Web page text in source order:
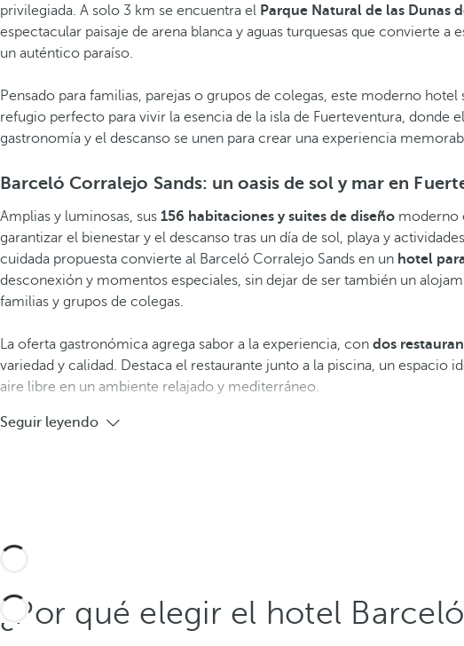
privilegiada. A solo 3 km se encuentra el Parque Natural de las Dunas
espectacular paisaje de arena blanca y aguas turquesas que convierte a
un auténtico paraíso.
Pensado para familias, parejas o grupos de colegas, este moderno
refugio perfecto para vivir la esencia de la isla de Fuerteventura, donde
gastronomía y el descanso se unen para crear una experiencia
Barceló Corralejo Sands: un oasis de sol y mar en
Amplias y luminosas, sus 156 habitaciones y suites de diseño moderno
garantizar el bienestar y el descanso tras un día de sol, playa y
cuidada propuesta convierte al Barceló Corralejo Sands en un hotel
desconexión y momentos especiales, sin dejar de ser también un
familias y grupos de colegas.
La oferta gastronómica agrega sabor a la experiencia, con dos
variedad y calidad. Destaca el restaurante junto a la piscina, un espacio
aire libre en un ambiente relajado y mediterráneo.
Seguir leyendo
¿Por qué elegir el hotel